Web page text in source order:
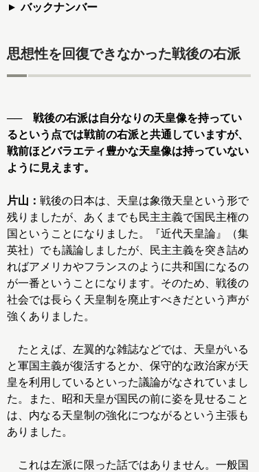
バックナンバー
思想性を回復できなかった戦後の右派
── 戦後の右派は自分なりの天皇像を持ってい
るという点では戦前の右派と共通していますが、
戦前ほどバラエティ豊かな天皇像は持っていない
ように見えます。
片山： 戦後の日本は、天皇は象徴天皇という形で
残りましたが、あくまでも民主主義で国民主権の
国ということになりました。『近代天皇論』（集
英社）でも議論しましたが、民主主義を突き詰め
ればアメリカやフランスのように共和国になるの
が一番ということになります。そのため、戦後の
社会では長らく天皇制を廃止すべきだという声が
強くありました。
たとえば、左翼的な雑誌などでは、天皇がいる
と軍国主義が復活するとか、保守的な政治家が天
皇を利用しているといった議論がなされていまし
た。また、昭和天皇が国民の前に姿を見せること
は、内なる天皇制の強化につながるという主張も
ありました。
これは左派に限った話ではありません。一般国